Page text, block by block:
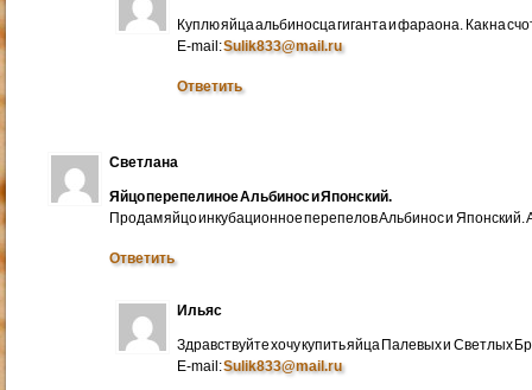
Куплю яйца альбиносца гиганта и фараона. Как на
E-mail:Sulik833@mail.ru
Ответить
Светлана
Яйцо перепелиное Альбинос и Японский.
Продам яйцо инкубационное перепелов Альбинос и
Ответить
Ильяс
Здравствуйте хочу купить яйца Палевых и Светлых
E-mail:Sulik833@mail.ru